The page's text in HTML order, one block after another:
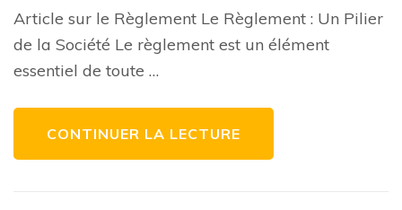
du
Règlement
Fondement
Article sur le Règlement Le Règlement : Un Pilier
de la Société Le règlement est un élément
essentiel de toute …
CONTINUER LA LECTURE